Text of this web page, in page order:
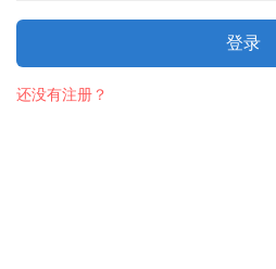
登录
还没有注册？